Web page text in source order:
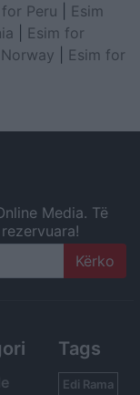
Peru
Esim
Esim for
Esim for
Media. Të
Tags
Edi Rama